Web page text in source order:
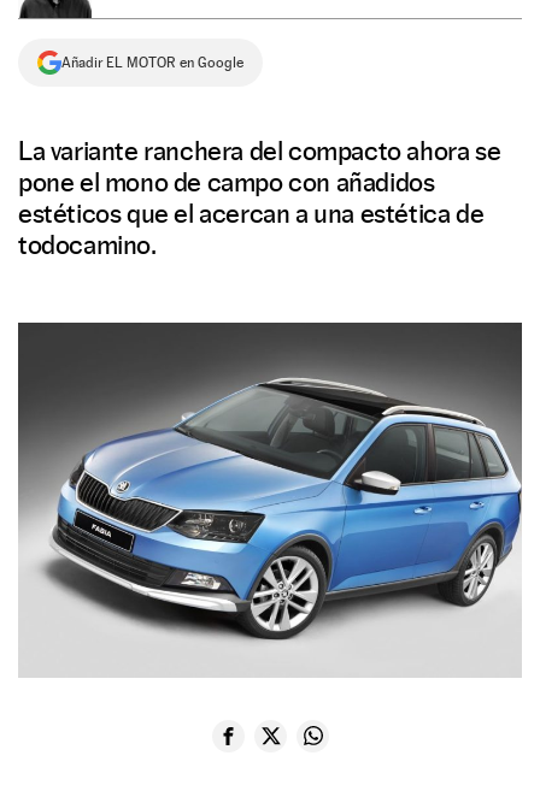
Añadir EL MOTOR en Google
La variante ranchera del compacto ahora se
pone el mono de campo con añadidos
estéticos que el acercan a una estética de
todocamino.